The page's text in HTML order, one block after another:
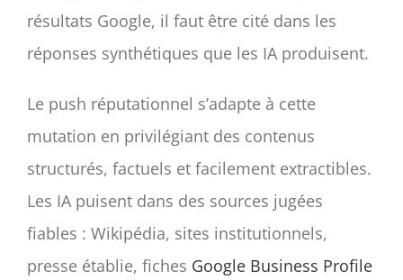
résultats Google, il faut être cité dans les
réponses synthétiques que les IA produisent.
Le push réputationnel s’adapte à cette
mutation en privilégiant des contenus
structurés, factuels et facilement extractibles.
Les IA puisent dans des sources jugées
fiables : Wikipédia, sites institutionnels,
presse établie, fiches Google Business Profile